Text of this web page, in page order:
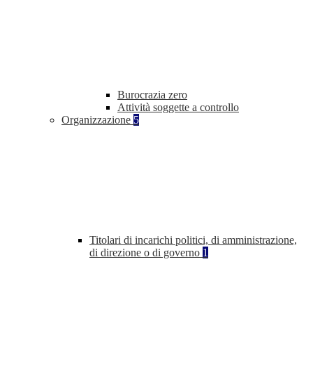
Burocrazia zero
Attività soggette a controllo
Organizzazione 5
Titolari di incarichi politici, di amministrazione,
di direzione o di governo 1